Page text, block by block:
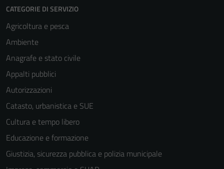
CATEGORIE DI SERVIZIO
Agricoltura e pesca
Ambiente
Anagrafe e stato civile
Appalti pubblici
Autorizzazioni
Catasto, urbanistica e SUE
Cultura e tempo libero
Educazione e formazione
Giustizia, sicurezza pubblica e polizia municipale